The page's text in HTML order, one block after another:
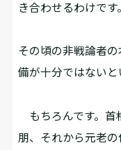
き合わせるわけです。
――その頃の非戦論者
備が十分ではないと
もちろんです。首
朋、それから元老